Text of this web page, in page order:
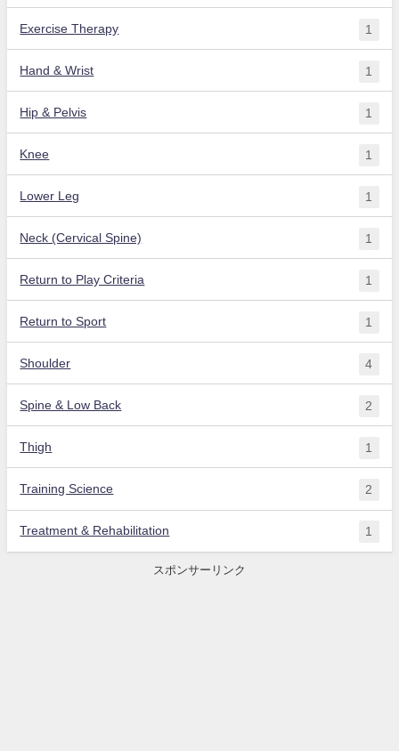
Exercise Therapy 1
Hand & Wrist 1
Hip & Pelvis 1
Knee 1
Lower Leg 1
Neck (Cervical Spine) 1
Return to Play Criteria 1
Return to Sport 1
Shoulder 4
Spine & Low Back 2
Thigh 1
Training Science 2
Treatment & Rehabilitation 1
スポンサーリンク